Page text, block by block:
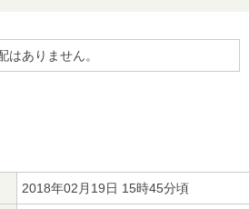
はありません。
2018年02月19日 15時45分頃